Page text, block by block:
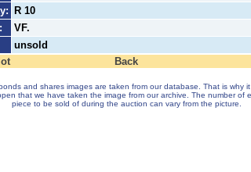
R 10
VF.
unsold
Back
and shares images are taken from our database. That is why it
that we have taken the image from our archive. The number of
piece to be sold of during the auction can vary from the picture.